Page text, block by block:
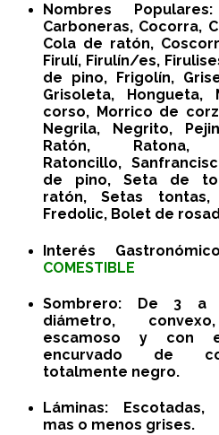
Nombres Populares:
Carboneras, Cocorra,
Cola de ratón,
Firulí, Firulín/es,
de pino, Frigolín,
Grisoleta, Hongueta,
corso, Morrico de
Negrila, Negrito,
Ratón, Ratona,
Ratoncillo,
de pino, Seta de
ratón, Setas
Fredolic, Bolet de
Interés
COMESTIBLE
Sombrero: De 3 a
diámetro,
escamoso y con
encurvado de
totalmente negro.
Láminas: Escotadas,
mas o menos grises.